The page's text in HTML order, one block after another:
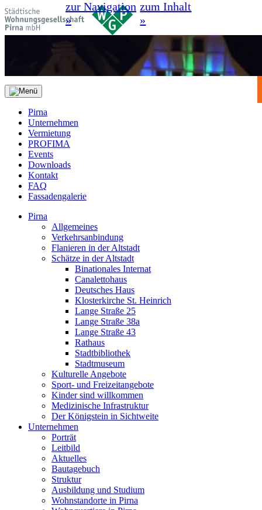
zur Navigation
»
zum Inhalt
»
Pirna
Unternehmen
Vermietung
PROFIMA
Events
Downloads
Kontakt
FAQ
Fassadengalerie
Pirna
Allgemeines
Verkehrsanbindung
Flanieren in der Altstadt
Schätze in der Altstadt
Binationales Internat
Canalettohaus
Deutsches Haus
Klosterkirche St. Heinrich
Lange Straße 25
Lange Straße 38a
Lange Straße 43
Rathaus
Stadtbibliothek
Stadtmuseum
Kulturelle Angebote
Sport- und Freizeitangebote
Kinder sind willkommen
Medizinische Infrastruktur
Der Königstein in Sichtweite
Unternehmen
Porträt
Leitbild
Aktuelles
Bautagebuch
Struktur
Ausbildung und Studium
Wohnstandorte in Pirna